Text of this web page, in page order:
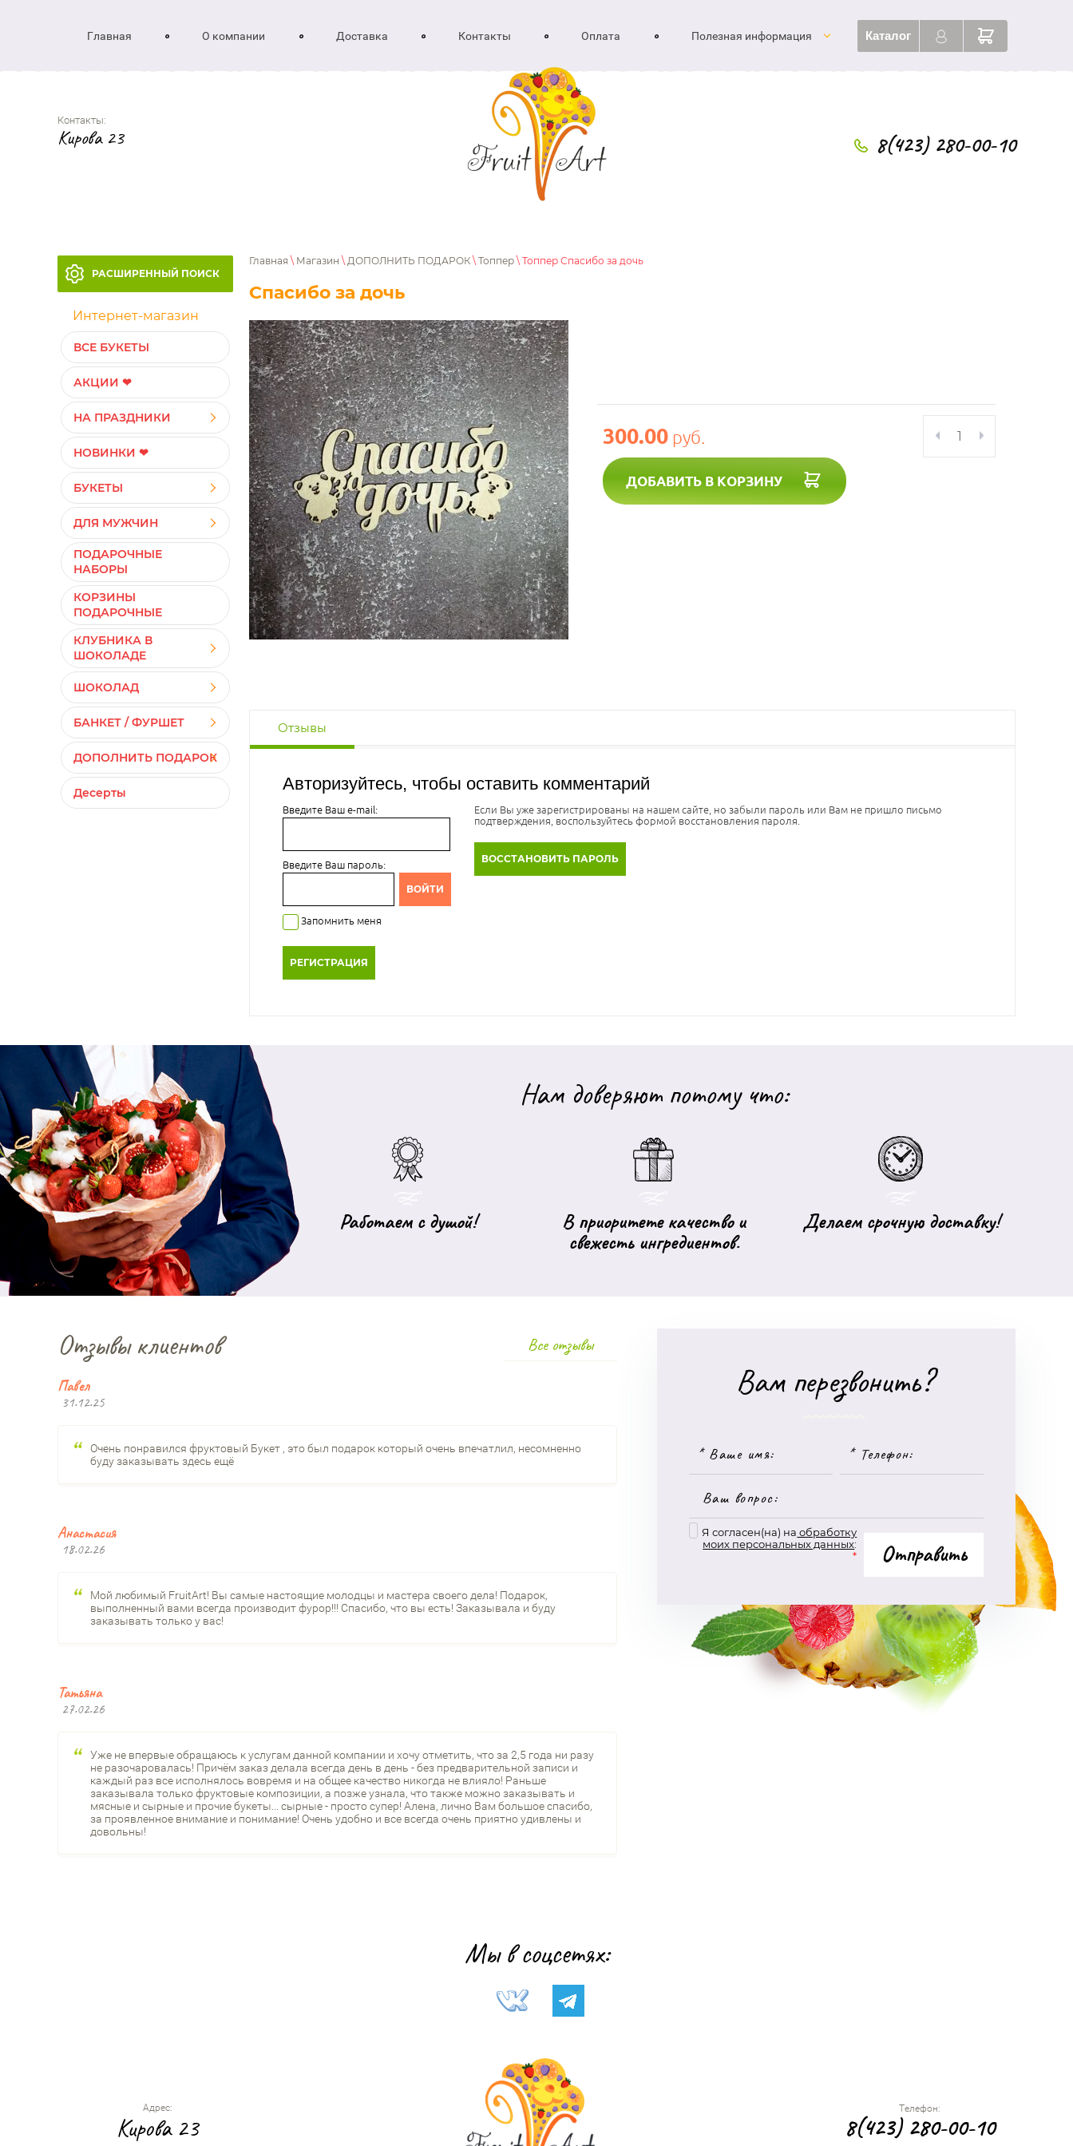
Главная О компании Доставка Контакты Оплата Полезная информация Каталог
Контакты:
Кирова 23 8(423) 280-00-10
РАСШИРЕННЫЙ ПОИСК
Интернет-магазин
ВСЕ БУКЕТЫ
АКЦИИ ❤
НА ПРАЗДНИКИ
НОВИНКИ ❤
БУКЕТЫ
ДЛЯ МУЖЧИН
ПОДАРОЧНЫЕ
НАБОРЫ
КОРЗИНЫ
ПОДАРОЧНЫЕ
КЛУБНИКА В
ШОКОЛАДЕ
ШОКОЛАД
БАНКЕТ / ФУРШЕТ
ДОПОЛНИТЬ ПОДАРОК
Десерты
Главная \ Магазин \ ДОПОЛНИТЬ ПОДАРОК \ Топпер \ Топпер Спасибо за дочь
Спасибо за дочь
300.00 руб.
ДОБАВИТЬ В КОРЗИНУ
Отзывы
Авторизуйтесь, чтобы оставить комментарий
Введите Ваш e-mail:
Введите Ваш пароль:
ВОЙТИ
Запомнить меня
РЕГИСТРАЦИЯ
Если Вы уже зарегистрированы на нашем сайте, но забыли пароль или Вам не пришло письмо
подтверждения, воспользуйтесь формой восстановления пароля.
ВОССТАНОВИТЬ ПАРОЛЬ
Нам доверяют потому что:
Работаем с душой! В приоритете качество и
свежесть ингредиентов.
Делаем срочную доставку!
Отзывы клиентов Все отзывы
Павел
31.12.25
Очень понравился фруктовый Букет , это был подарок который очень впечатлил, несомненно
буду заказывать здесь ещё
Анастасия
18.02.26
Мой любимый FruitArt! Вы самые настоящие молодцы и мастера своего дела! Подарок,
выполненный вами всегда производит фурор!!! Спасибо, что вы есть! Заказывала и буду
заказывать только у вас!
Татьяна
27.02.26
Уже не впервые обращаюсь к услугам данной компании и хочу отметить, что за 2,5 года ни разу
не разочаровалась! Причём заказ делала всегда день в день - без предварительной записи и
каждый раз все исполнялось вовремя и на общее качество никогда не влияло! Раньше
заказывала только фруктовые композиции, а позже узнала, что также можно заказывать и
мясные и сырные и прочие букеты... сырные - просто супер! Алена, лично Вам большое спасибо,
за проявленное внимание и понимание! Очень удобно и все всегда очень приятно удивлены и
довольны!
Вам перезвонить?
Я согласен(на) на обработку
моих персональных данных:
*
Отправить
Мы в соцсетях:
Адрес:
Кирова 23
Телефон:
8(423) 280-00-10